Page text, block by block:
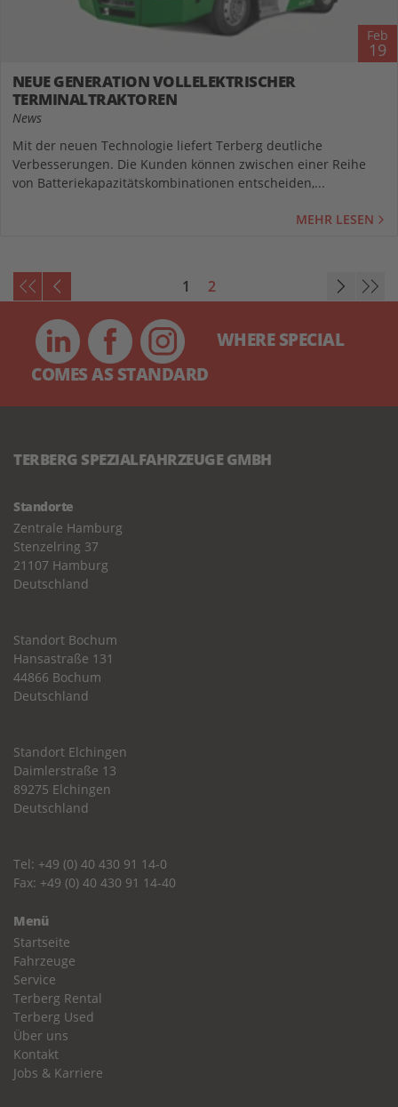
Feb
19
NEUE GENERATION VOLLELEKTRISCHER
TERMINALTRAKTOREN
News
Mit der neuen Technologie liefert Terberg deutliche
Verbesserungen. Die Kunden können zwischen einer Reihe
von Batteriekapazitätskombinationen entscheiden,...
MEHR LESEN
1 2
WHERE SPECIAL
COMES AS STANDARD
TERBERG SPEZIALFAHRZEUGE GMBH
Standorte
Zentrale Hamburg
Stenzelring 37
21107 Hamburg
Deutschland
Standort Bochum
Hansastraße 131
44866 Bochum
Deutschland
Standort Elchingen
Daimlerstraße 13
89275 Elchingen
Deutschland
Tel: +49 (0) 40 430 91 14-0
Fax: +49 (0) 40 430 91 14-40
Menü
Startseite
Fahrzeuge
Service
Terberg Rental
Terberg Used
Über uns
Kontakt
Jobs & Karriere